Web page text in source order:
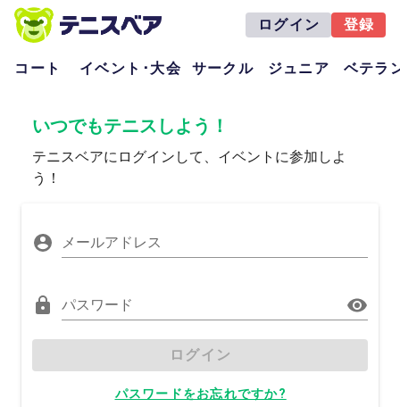
ログイン 登録
コート イベント･大会 サークル ジュニア ベテラ
いつでもテニスしよう！
テニスベアにログインして、イベントに参加しよ
う！
メールアドレス
パスワード
ログイン
パスワードをお忘れですか?